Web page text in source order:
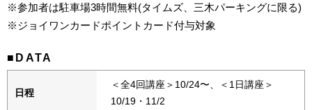
※参加者は駐車場3時間無料(タイムズ、三木パーキングに限る)
※ジョイワンカードポイントカード付与対象
■DATA
日程
＜全4回講座＞10/24〜、＜1日講座＞
10/19・11/2